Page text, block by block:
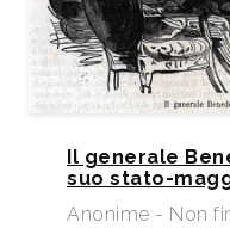
Il generale
suo stato-
Anonime - Non